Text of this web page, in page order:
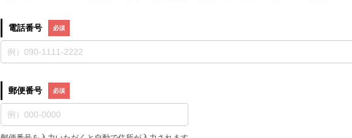
電話番号
郵便番号